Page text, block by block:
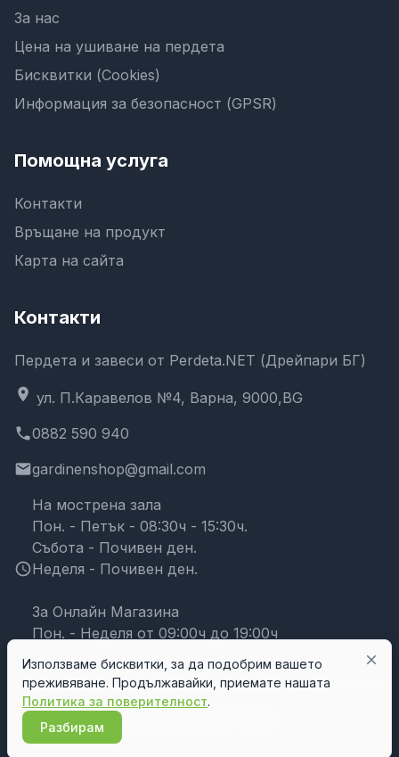
За нас
Цена на ушиване на пердета
Бисквитки (Cookies)
Информация за безопасност (GPSR)
Помощна услуга
Контакти
Връщане на продукт
Карта на сайта
Контакти
Пердета и завеси от Perdeta.NET (Дрейпари БГ)
location_on ул. П.Каравелов №4, Варна, 9000,BG
phone0882 590 940
emailgardinenshop@gmail.com
schedule
На мострена зала
Пон. - Петък - 08:30ч - 15:30ч.
Събота - Почивен ден.
Неделя - Почивен ден.
За Онлайн Магазина
Пон. - Неделя от 09:00ч до 19:00ч
close
Използваме бисквитки, за да подобрим вашето
преживяване. Продължавайки, приемате нашата
Политика за поверителност.
Разбирам